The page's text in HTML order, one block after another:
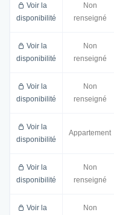
Voir la
disponibilité
Non
renseigné
Voir la
disponibilité
Non
renseigné
Voir la
disponibilité
Non
renseigné
Voir la
disponibilité
Appartement
Voir la
disponibilité
Non
renseigné
Voir la
Non